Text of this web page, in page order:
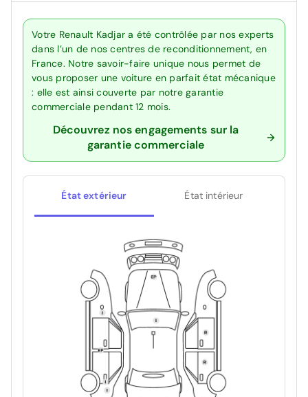
Votre Renault Kadjar a été contrôlée par nos experts
dans l’un de nos centres de reconditionnement, en
France. Notre savoir-faire unique nous permet de
vous proposer une voiture en parfait état mécanique
: elle est ainsi couverte par notre garantie
commerciale pendant 12 mois.
Découvrez nos engagements sur la
garantie commerciale
État extérieur État intérieur